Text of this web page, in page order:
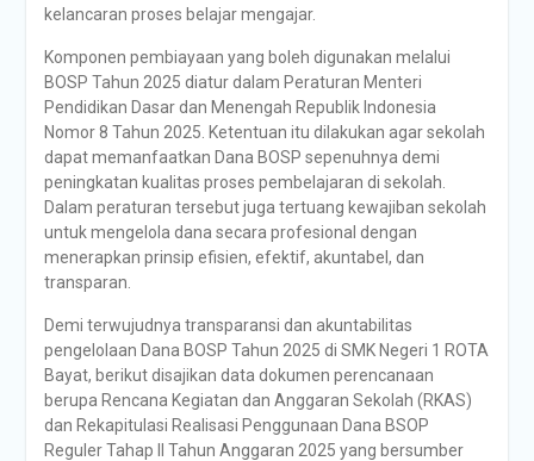
kelancaran proses belajar mengajar.
Komponen pembiayaan yang boleh digunakan melalui
BOSP Tahun 2025 diatur dalam Peraturan Menteri
Pendidikan Dasar dan Menengah Republik Indonesia
Nomor 8 Tahun 2025. Ketentuan itu dilakukan agar sekolah
dapat memanfaatkan Dana BOSP sepenuhnya demi
peningkatan kualitas proses pembelajaran di sekolah.
Dalam peraturan tersebut juga tertuang kewajiban sekolah
untuk mengelola dana secara profesional dengan
menerapkan prinsip efisien, efektif, akuntabel, dan
transparan.
Demi terwujudnya transparansi dan akuntabilitas
pengelolaan Dana BOSP Tahun 2025 di SMK Negeri 1 ROTA
Bayat, berikut disajikan data dokumen perencanaan
berupa Rencana Kegiatan dan Anggaran Sekolah (RKAS)
dan Rekapitulasi Realisasi Penggunaan Dana BSOP
Reguler Tahap II Tahun Anggaran 2025 yang bersumber